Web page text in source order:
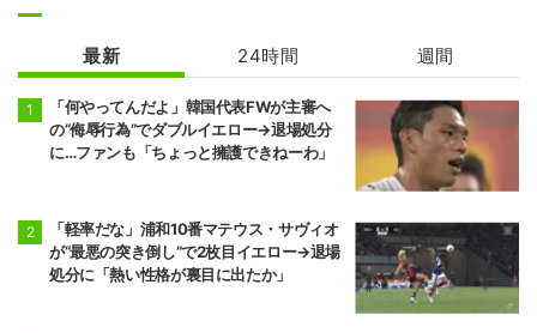
最新 24時間 週間
「何やってんだよ」韓国代表FWが主審へ
の“侮辱行為”でダブルイエロー→退場処分
に…ファンも「ちょっと擁護できねーわ」
「軽率だな」浦和10番マテウス・サヴィオ
が“最悪の突き倒し”で2枚目イエロー→退場
処分に「熱い性格が裏目に出たか」